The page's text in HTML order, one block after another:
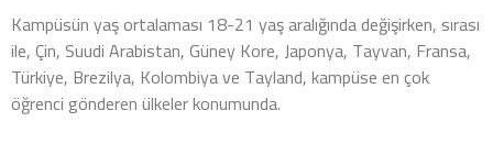
Kampüsün yaş ortalaması 18-21 yaş aralığında değişirken, sırası
ile, Çin, Suudi Arabistan, Güney Kore, Japonya, Tayvan, Fransa,
Türkiye, Brezilya, Kolombiya ve Tayland, kampüse en çok
öğrenci gönderen ülkeler konumunda.